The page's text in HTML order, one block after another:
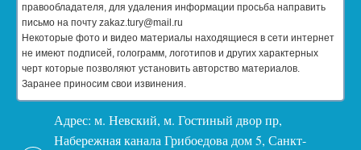
правообладателя, для удаления информации просьба направить
письмо на почту zakaz.tury@mail.ru
Некоторые фото и видео материалы находящиеся в сети интернет
не имеют подписей, голограмм, логотипов и других характерных
черт которые позволяют установить авторство материалов.
Заранее приносим свои извинения.
Адрес: м. Невский, м. Гостиный двор пр,
Набережная канала Грибоедова дом 5, Санкт-